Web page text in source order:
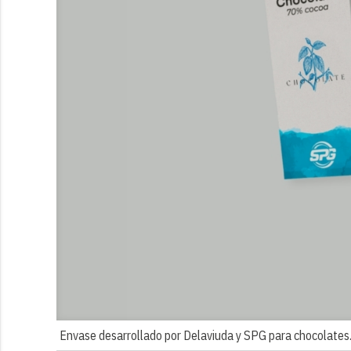
Envase desarrollado por Delaviuda y SPG para chocolates.